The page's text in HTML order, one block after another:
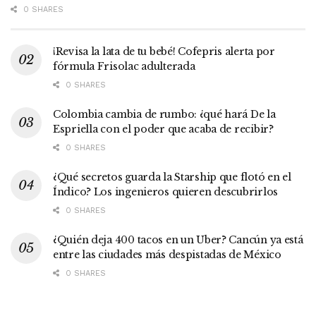
0 SHARES
¡Revisa la lata de tu bebé! Cofepris alerta por
fórmula Frisolac adulterada
0 SHARES
Colombia cambia de rumbo: ¿qué hará De la
Espriella con el poder que acaba de recibir?
0 SHARES
¿Qué secretos guarda la Starship que flotó en el
Índico? Los ingenieros quieren descubrirlos
0 SHARES
¿Quién deja 400 tacos en un Uber? Cancún ya está
entre las ciudades más despistadas de México
0 SHARES